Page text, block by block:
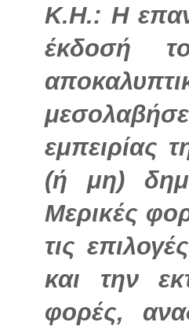
Κ.Η.: Η
έκδοσή
εμπειρίας
(ή μη)
Μερικές
τις
και την
φορές,